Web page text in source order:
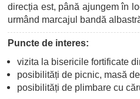
direcția est, până ajungem în
urmând marcajul bandă
Puncte de interes:
vizita la bisericile fortificate
posibilități de picnic, masă
posibilități de plimbare cu